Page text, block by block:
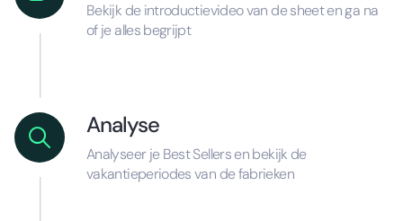
Bekijk de introductievideo van de sheet en ga na
of je alles begrijpt
Analyse
Analyseer je Best Sellers en bekijk de
vakantieperiodes van de fabrieken